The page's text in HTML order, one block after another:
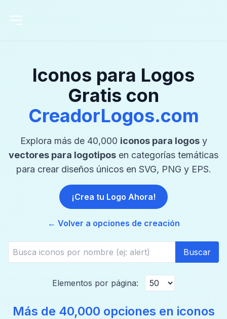
Iconos para Logos
Gratis con
CreadorLogos.com
Explora más de 40,000 iconos para logosy
vectores para logotipos en categorías temáticas
para crear diseños únicos en SVG, PNG y EPS.
¡Crea tu Logo Ahora!
← Volver a opciones de creación
Buscar
Elementos por página:
Más de 40,000 opciones en iconos